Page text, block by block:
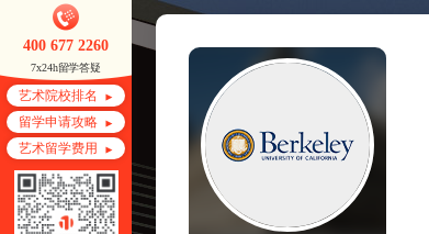
400 677 2260
7x24h留学答疑
艺术院校排名
留学申请攻略
艺术留学费用